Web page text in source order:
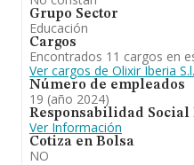
creacion de anuncios y
publicitaria, etc. Se ha
nacional (de todas las
territorio) frente al 2023.
Grupo Sector
Educación
Cargos
Encontrados 11 cargos en
Ver cargos de Olixir Iberia S.l.
Número de empleados
19 (año 2024)
Responsabilidad
Ver Información
Cotiza en Bolsa
NO